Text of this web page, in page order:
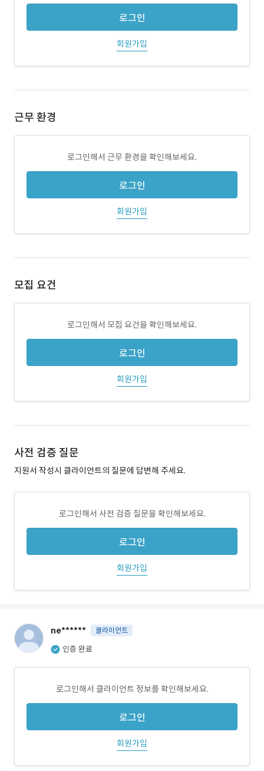
로그인
회원가입
근무 환경
로그인해서 근무 환경을 확인해보세요.
로그인
회원가입
모집 요건
로그인해서 모집 요건을 확인해보세요.
로그인
회원가입
사전 검증 질문
지원서 작성시 클라이언트의 질문에 답변해 주세요.
로그인해서 사전 검증 질문을 확인해보세요.
로그인
회원가입
ne****** 클라이언트
인증 완료
로그인해서 클라이언트 정보를 확인해보세요.
로그인
회원가입